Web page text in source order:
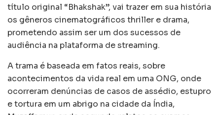
título original “Bhakshak”, vai trazer em sua história
os gêneros cinematográficos thriller e drama,
prometendo assim ser um dos sucessos de
audiência na plataforma de streaming.
A trama é baseada em fatos reais, sobre
acontecimentos da vida real em uma ONG, onde
ocorreram denúncias de casos de assédio, estupro
e tortura em um abrigo na cidade da Índia,